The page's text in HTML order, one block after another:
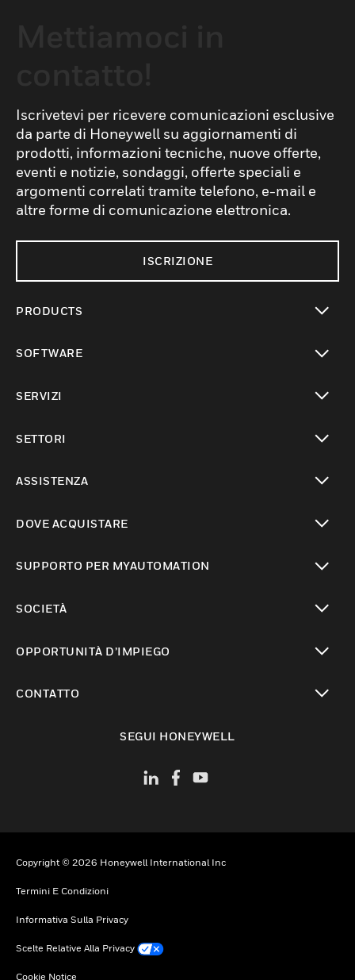
Iscrivetevi per ricevere comunicazioni esclusive
da parte di Honeywell su aggiornamenti di
prodotti, informazioni tecniche, nuove offerte,
eventi e notizie, sondaggi, offerte speciali e
argomenti correlati tramite telefono, e-mail e
altre forme di comunicazione elettronica.
ISCRIZIONE
PRODUCTS
SOFTWARE
SERVIZI
SETTORI
ASSISTENZA
DOVE ACQUISTARE
SUPPORTO PER MYAUTOMATION
SOCIETÀ
OPPORTUNITÀ D’IMPIEGO
CONTATTO
SEGUI HONEYWELL
Copyright © 2026 Honeywell International Inc
Termini E Condizioni
Informativa Sulla Privacy
Scelte Relative Alla Privacy
Cookie Notice